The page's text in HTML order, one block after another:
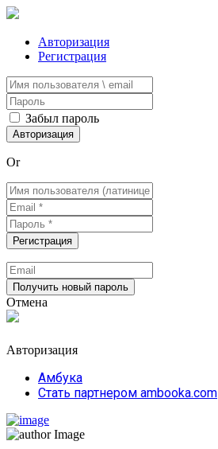
Авторизация
Регистрация
Забыл пароль
Or
Отмена
Авторизация
Амбука
Стать партнером ambooka.com